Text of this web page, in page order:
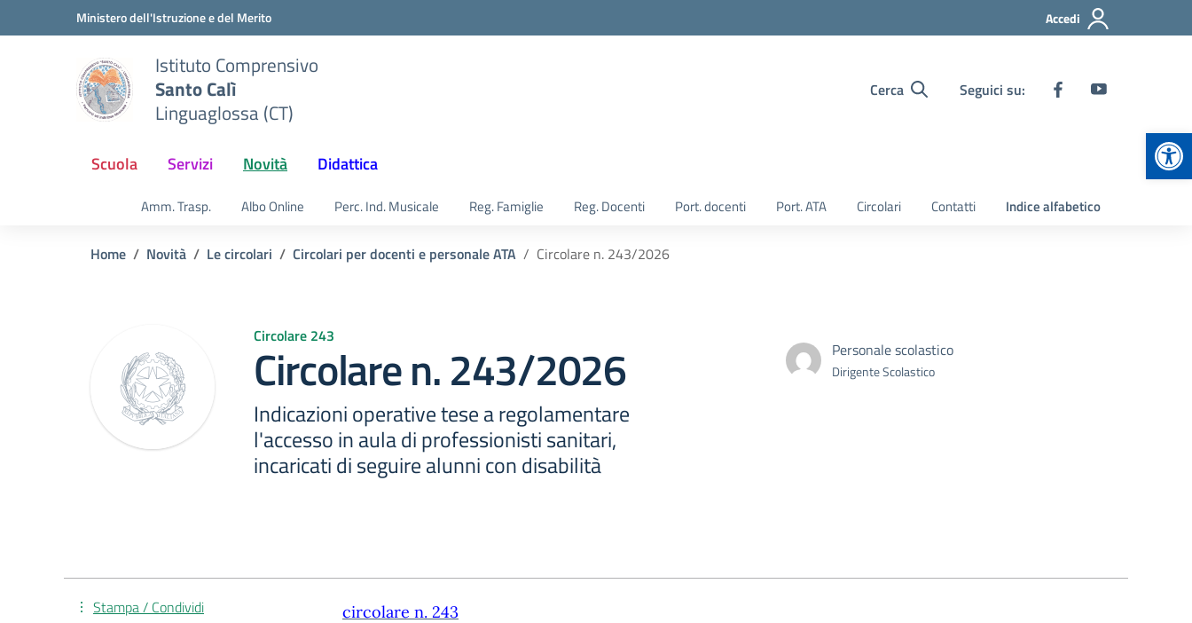
Vai ai contenuti
Vai al menu di navigazioneMinistero dell'Istruzione e del Merito Accedi
Istituto Comprensivo
Santo Calì
Linguaglossa (CT)
Cerca Seguici su:
Scuola Servizi Novità Didattica
Amm. Trasp. Albo Online Perc. Ind. Musicale Reg. Famiglie Reg. Docenti Port. docenti Port. ATA Circolari Contatti Indice alfabetico
Home Novità Le circolari Circolari per docenti e personale ATA Circolare n. 243/2026
Circolare 243
Circolare n. 243/2026
Indicazioni operative tese a regolamentare
l'accesso in aula di professionisti sanitari,
incaricati di seguire alunni con disabilità
Personale scolastico
Dirigente Scolastico
circolare n. 243
Stampa / Condividi